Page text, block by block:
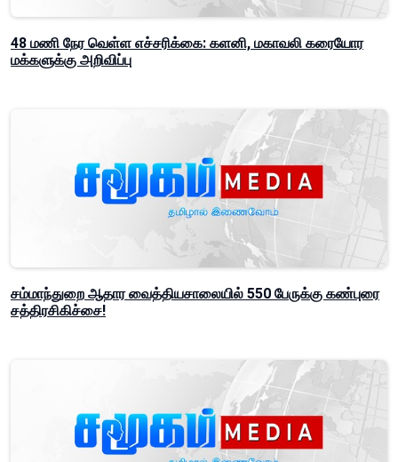
48 மணி நேர வெள்ள எச்சரிக்கை: களனி, மகாவலி கரையோர
மக்களுக்கு அறிவிப்பு
சம்மாந்துறை ஆதார வைத்தியசாலையில் 550 பேருக்கு கண்புரை
சத்திரசிகிச்சை!